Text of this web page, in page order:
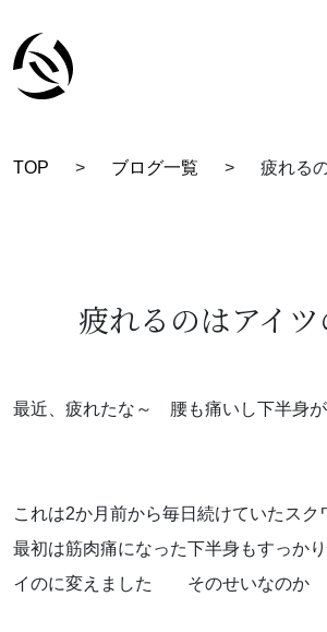
教室一覧
お知らせ
ブログ
TOP > ブログ一覧 > 疲れる
疲れるのはアイ
最近、疲れたな～ 腰も痛いし下半身が
これは2か月前から毎日続けていたス
最初は筋肉痛になった下半身もすっか
イのに変えました そのせいなのか